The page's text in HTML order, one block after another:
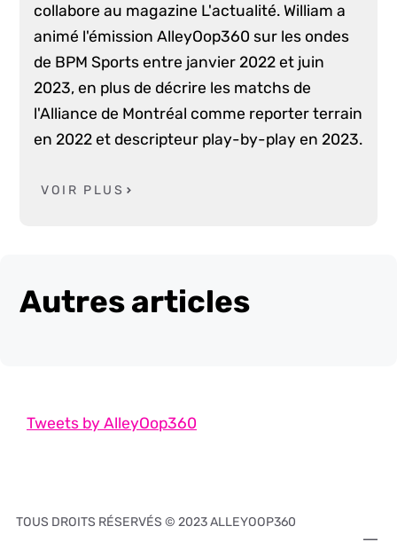
collabore au magazine L'actualité. William a
animé l'émission AlleyOop360 sur les ondes
de BPM Sports entre janvier 2022 et juin
2023, en plus de décrire les matchs de
l'Alliance de Montréal comme reporter terrain
en 2022 et descripteur play-by-play en 2023.
VOIR PLUS
Autres articles
Tweets by AlleyOop360
TOUS DROITS RÉSERVÉS © 2023 ALLEYOOP360